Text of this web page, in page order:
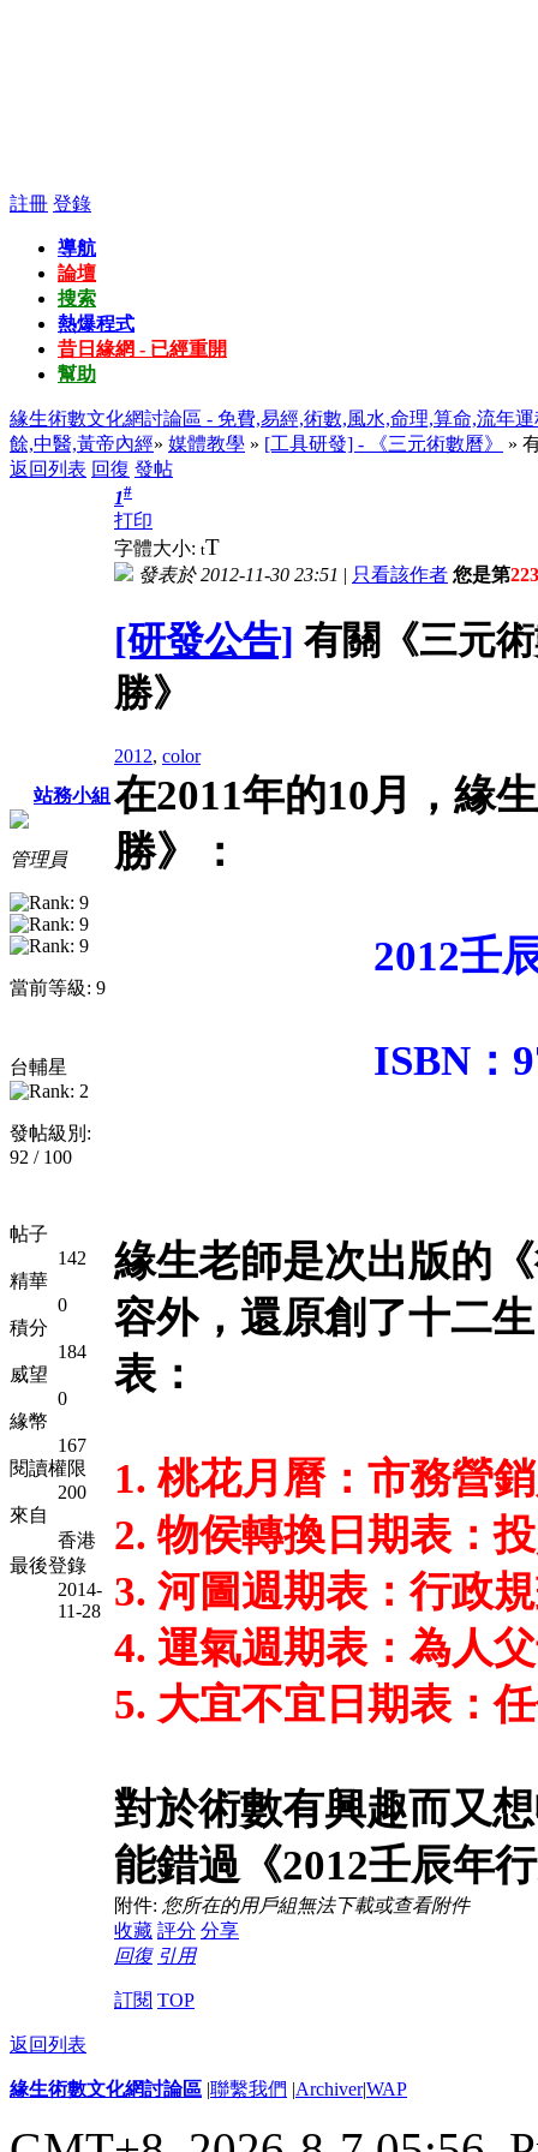
註冊 登錄
導航
論壇
搜索
熱爆程式
昔日緣網 - 已經重開
幫助
緣生術數文化網討論區 - 免費,易經,術數,風水,命理,算命,流年
餘,中醫,黃帝內經» 媒體教學 » [工具研發] - 《三元術數曆》
»
返回列表 回復 發帖
站務小組
管理員
當前等級: 9
台輔星
發帖級別:
92 / 100
帖子
142
精華
0
積分
184
威望
0
緣幣
167
閱讀權限
200
來自
香港
最後登錄
2014-
11-28
1#
打印
字體大小: tT
發表於 2012-11-30 23:51 | 只看該作者 您是第
[研發公告] 有關《三元
勝》
2012, color
在2011年的10月，緣
勝》：
2012壬
ISBN：978-
緣生老師是次出版的
容外，還原創了十二
表：
1. 桃花月曆：市務營
2. 物侯轉換日期表：
3. 河圖週期表：行政
4. 運氣週期表：為人
5. 大宜不宜日期表：
對於術數有興趣而又
能錯過《2012壬辰年
附件: 您所在的用戶組無法下載或查看附件
收藏 評分 分享
回復 引用
訂閱 TOP
返回列表
緣生術數文化網討論區 |聯繫我們 |Archiver|WAP